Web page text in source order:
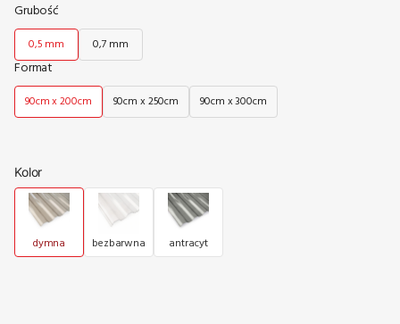
Grubość
0,5 mm 0,7 mm
Format
90cm x 200cm 90cm x 250cm 90cm x 300cm
Kolor
dymna bezbarwna antracyt